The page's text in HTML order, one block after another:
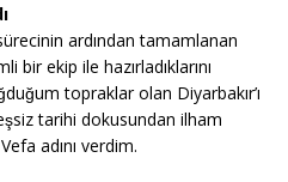
ardından tamamlanan
bir ekip ile hazırladıklarını
topraklar olan Diyarbakır’ı
tarihi dokusundan ilham
adını verdim.